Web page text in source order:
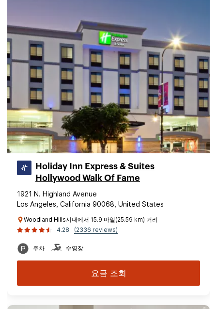
Holiday Inn Express & Suites
Hollywood Walk Of Fame
1921 N. Highland Avenue
Los Angeles, California 90068, United States
Woodland Hills시내에서 15.9 마일(25.59 km) 거리
4.28
(2336 reviews)
주차 수영장
요금 조회